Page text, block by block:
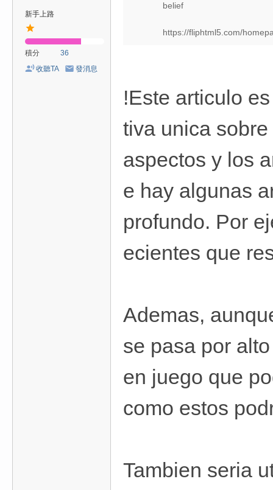
新手上路
積分
36
收聽TA
發消息
belief
https://fliphtml5.com/
!Este articulo
tiva unica
aspectos y los
e hay algunas
profundo. Por
ecientes que
Ademas,
se pasa por
en juego que
como estos
Tambien seria